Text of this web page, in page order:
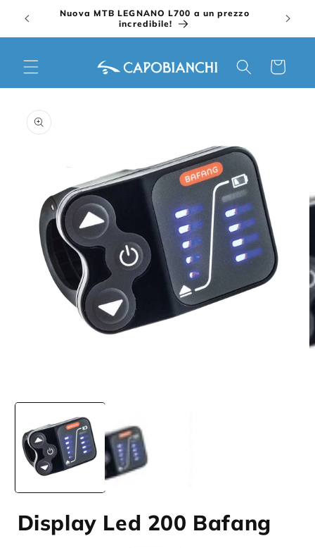
direttamenteNuova MTB LEGNANO L700 a un prezzo
incredibile!
Carrello
informazioni
sul prodotto
contenuti
in
finestra
modale
Display Led 200 Bafang